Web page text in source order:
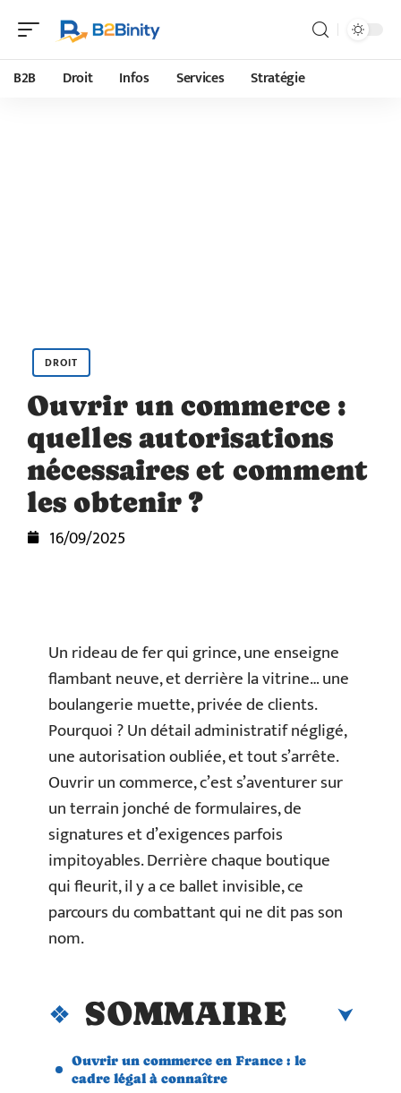
B2B Droit Infos Services Stratégie
DROIT
Ouvrir un commerce :
quelles autorisations
nécessaires et comment
les obtenir ?
16/09/2025
Un rideau de fer qui grince, une enseigne
flambant neuve, et derrière la vitrine… une
boulangerie muette, privée de clients.
Pourquoi ? Un détail administratif négligé,
une autorisation oubliée, et tout s’arrête.
Ouvrir un commerce, c’est s’aventurer sur
un terrain jonché de formulaires, de
signatures et d’exigences parfois
impitoyables. Derrière chaque boutique
qui fleurit, il y a ce ballet invisible, ce
parcours du combattant qui ne dit pas son
nom.
SOMMAIRE
Ouvrir un commerce en France : le
cadre légal à connaître